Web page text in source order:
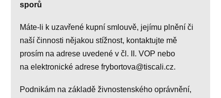
sporů
Máte-li k uzavřené kupní smlouvě, jejímu plnění či
naší činnosti nějakou stížnost, kontaktujte mě
prosím na adrese uvedené v čl. II. VOP nebo
na elektronické adrese frybortova@tiscali.cz.
Podnikám na základě živnostenského oprávnění,